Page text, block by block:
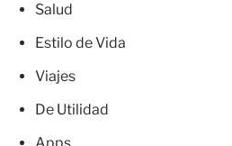
Salud
Estilo de Vida
Viajes
De Utilidad